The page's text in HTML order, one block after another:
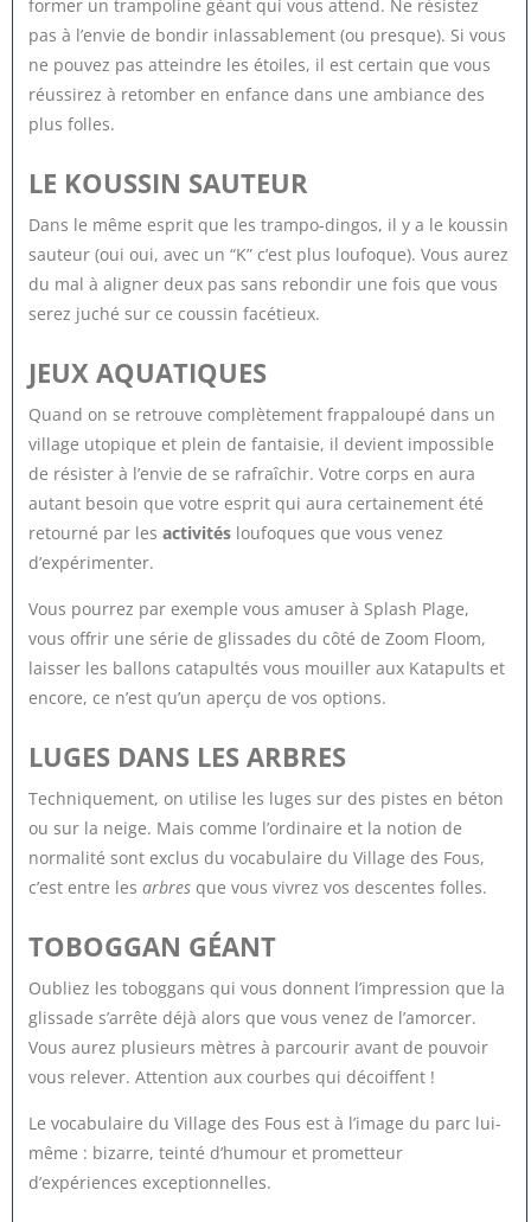
former un trampoline géant qui vous attend. Ne résistez
pas à l’envie de bondir inlassablement (ou presque). Si vous
ne pouvez pas atteindre les étoiles, il est certain que vous
réussirez à retomber en enfance dans une ambiance des
plus folles.
LE KOUSSIN SAUTEUR
Dans le même esprit que les trampo-dingos, il y a le koussin
sauteur (oui oui, avec un “K” c’est plus loufoque). Vous aurez
du mal à aligner deux pas sans rebondir une fois que vous
serez juché sur ce coussin facétieux.
JEUX AQUATIQUES
Quand on se retrouve complètement frappaloupé dans un
village utopique et plein de fantaisie, il devient impossible
de résister à l’envie de se rafraîchir. Votre corps en aura
autant besoin que votre esprit qui aura certainement été
retourné par les activitésloufoques que vous venez
d’expérimenter.
Vous pourrez par exemple vous amuser à Splash Plage,
vous offrir une série de glissades du côté de Zoom Floom,
laisser les ballons catapultés vous mouiller aux Katapults et
encore, ce n’est qu’un aperçu de vos options.
LUGES DANS LES ARBRES
Techniquement, on utilise les luges sur des pistes en béton
ou sur la neige. Mais comme l’ordinaire et la notion de
normalité sont exclus du vocabulaire du Village des Fous,
c’est entre les arbres que vous vivrez vos descentes folles.
TOBOGGAN GÉANT
Oubliez les toboggans qui vous donnent l’impression que la
glissade s’arrête déjà alors que vous venez de l’amorcer.
Vous aurez plusieurs mètres à parcourir avant de pouvoir
vous relever. Attention aux courbes qui décoiffent !
Le vocabulaire du Village des Fous est à l’image du parc lui-
même : bizarre, teinté d’humour et prometteur
d’expériences exceptionnelles.